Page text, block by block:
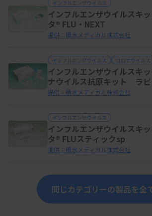
インフルエンザウイルス
インフルエンザウイルスキ
タ® FLU・NEXT
提供：積水メディカル株式会社
インフルエンザウイルス コロナウイルス
インフルエンザウイルスキ
ナウイルス抗原キット ラ
FLU&SARS-CoV-２
提供：積水メディカル株式会社
インフルエンザウイルス
インフルエンザウイルスキ
タ® FLUスティックsp
提供：積水メディカル株式会社
同じカテゴリーの製品を全